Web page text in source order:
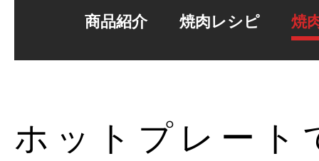
商品紹介 焼肉レシピ 焼
ホットプレート